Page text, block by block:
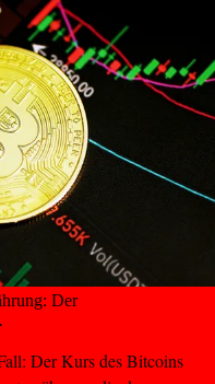
Der
Der Kurs des Bitcoins